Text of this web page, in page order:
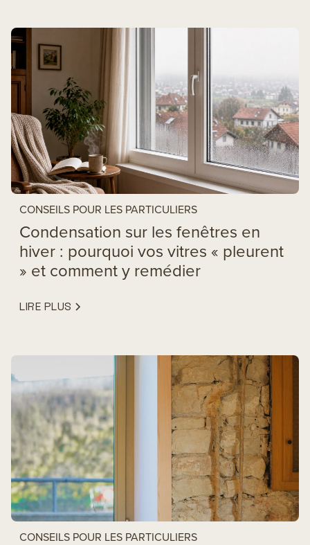
CONSEILS POUR LES PARTICULIERS
Condensation sur les fenêtres en
hiver : pourquoi vos vitres « pleurent
» et comment y remédier
LIRE PLUS
CONSEILS POUR LES PARTICULIERS